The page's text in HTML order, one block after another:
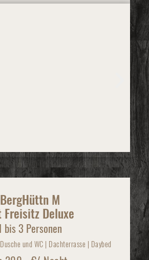
BergHüttn M
Deluxe
bis 3 Personen
und WC | Dachterrasse | Daybed